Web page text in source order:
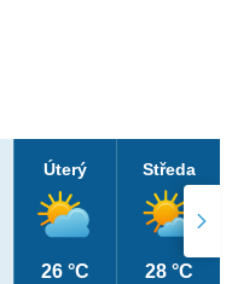
Úterý
26 °C
Středa
28 °C